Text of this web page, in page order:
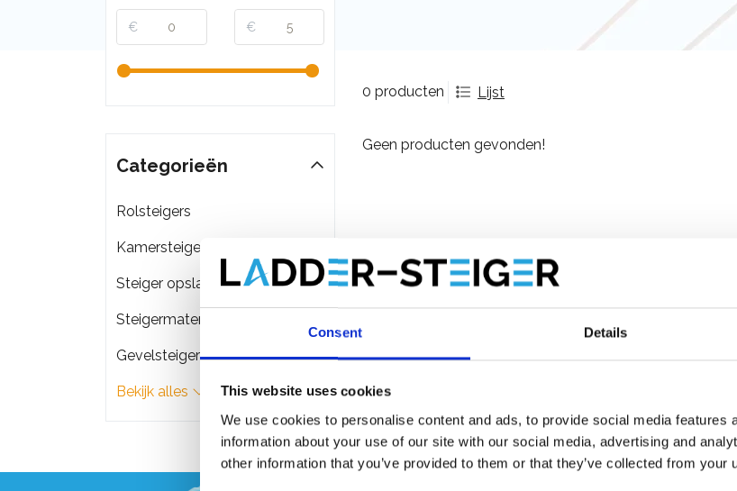
Consent Details
This website uses cookies
We use cookies to personalise content and ads, to provide social media features
information about your use of our site with our social media, advertising and
other information that you’ve provided to them or that they’ve collected from your
0 producten Lijst
Geen producten gevonden!
€ €
Categorieën
Rolsteigers
Kamersteigers
Steiger opslag & transport
Steigermateriaal
Gevelsteigers
Bekijk alles